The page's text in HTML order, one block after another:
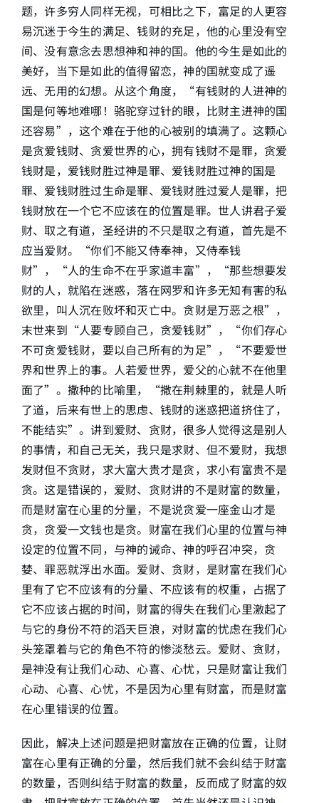
题，许多穷人同样无视，可相比之下，富足的人更容
易沉迷于今生的满足、钱财的充足，他的心里没有空
间、没有意念去思想神和神的国。他的今生是如此的
美好，当下是如此的值得留恋，神的国就变成了遥
远、无用的幻想。从这个角度，“有钱财的人进神的
国是何等地难哪！骆驼穿过针的眼，比财主进神的国
还容易”，这个难在于他的心被别的填满了。这颗心
是贪爱钱财、贪爱世界的心，拥有钱财不是罪，贪爱
钱财是，爱钱财胜过神是罪、爱钱财胜过神的国是
罪、爱钱财胜过生命是罪、爱钱财胜过爱人是罪，把
钱财放在一个它不应该在的位置是罪。世人讲君子爱
财、取之有道，圣经讲的不只是取之有道，首先是不
应当爱财。“你们不能又侍奉神，又侍奉钱
财”，“人的生命不在乎家道丰富”，“那些想要发
财的人，就陷在迷惑，落在网罗和许多无知有害的私
欲里，叫人沉在败坏和灭亡中。贪财是万恶之根”，
末世来到“人要专顾自己，贪爱钱财”，“你们存心
不可贪爱钱财，要以自己所有的为足”，“不要爱世
界和世界上的事。人若爱世界，爱父的心就不在他里
面了”。撒种的比喻里，“撒在荆棘里的，就是人听
了道，后来有世上的思虑、钱财的迷惑把道挤住了，
不能结实”。讲到爱财、贪财，很多人觉得这是别人
的事情，和自己无关，我只是求财、但不爱财，我想
发财但不贪财，求大富大贵才是贪，求小有富贵不是
贪。这是错误的，爱财、贪财讲的不是财富的数量，
而是财富在心里的分量，不是说贪爱一座金山才是
贪，贪爱一文钱也是贪。财富在我们心里的位置与神
设定的位置不同，与神的诫命、神的呼召冲突，贪
婪、罪恶就浮出水面。爱财、贪财，是财富在我们心
里有了它不应该有的分量、不应该有的权重，占据了
它不应该占据的时间，财富的得失在我们心里激起了
与它的身份不符的滔天巨浪，对财富的忧虑在我们心
头笼罩着与它的角色不符的惨淡愁云。爱财、贪财，
是神没有让我们心动、心喜、心忧，只是财富让我们
心动、心喜、心忧，不是因为心里有财富，而是财富
在心里错误的位置。
因此，解决上述问题是把财富放在正确的位置，让财
富在心里有正确的分量，然后我们就不会纠结于财富
的数量，否则纠结于财富的数量，反而成了财富的奴